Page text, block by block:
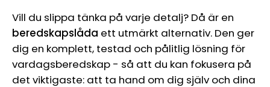
Vill du slippa tänka på varje detalj? Då är en
beredskapslåda ett utmärkt alternativ. Den ger
dig en komplett, testad och pålitlig lösning för
vardagsberedskap - så att du kan fokusera på
det viktigaste: att ta hand om dig själv och dina